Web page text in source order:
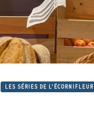
LES SÉRIES DE L'ÉCORNIFLEUR